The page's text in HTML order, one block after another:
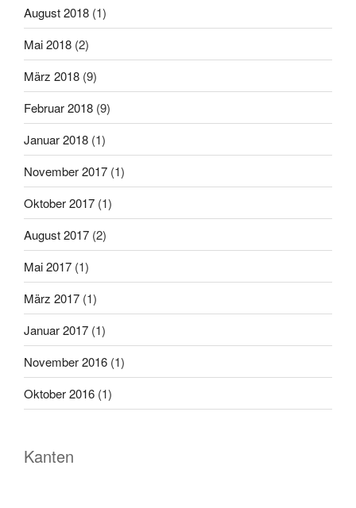
August 2018 (1)
Mai 2018 (2)
März 2018 (9)
Februar 2018 (9)
Januar 2018 (1)
November 2017 (1)
Oktober 2017 (1)
August 2017 (2)
Mai 2017 (1)
März 2017 (1)
Januar 2017 (1)
November 2016 (1)
Oktober 2016 (1)
Kanten